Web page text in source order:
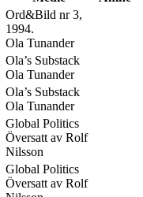
Ord&Bild nr 3,
1994.
Ola Tunander
Ola’s Substack
Ola Tunander
Ola’s Substack
Ola Tunander
Global Politics
Översatt av Rolf
Nilsson
Global Politics
Översatt av Rolf